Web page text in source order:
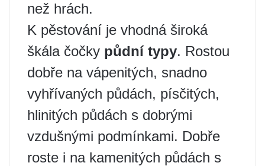
než hrách.
K pěstování je vhodná široká
škála čočky půdní typy. Rostou
dobře na vápenitých, snadno
vyhřívaných půdách, písčitých,
hlinitých půdách s dobrými
vzdušnými podmínkami. Dobře
roste i na kamenitých půdách s